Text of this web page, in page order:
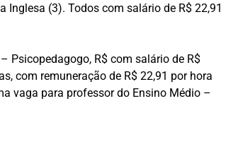
(3). Todos com salário de R$ 22,91
Psicopedagogo, R$ com salário de R$
com remuneração de R$ 22,91 por hora
vaga para professor do Ensino Médio –